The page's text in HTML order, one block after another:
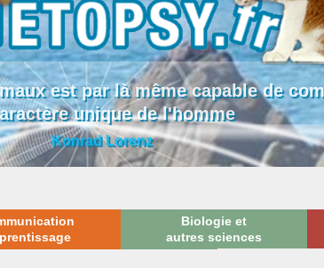
est par là même capable de
unique de l'homme
Konrad Lorenz
Biologie et
autres sciences